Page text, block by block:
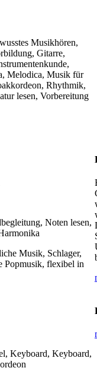
Musikhören,
Gitarre,
Melodica, Musik für
Rhythmik,
lesen, Vorbereitung
Noten lesen,
Musik, Schlager,
Popmusik, flexibel in
Keyboard, Keyboard,